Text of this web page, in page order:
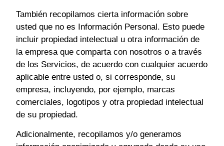
También recopilamos cierta información sobre
usted que no es Información Personal. Esto puede
incluir propiedad intelectual u otra información de
la empresa que comparta con nosotros o a través
de los Servicios, de acuerdo con cualquier acuerdo
aplicable entre usted o, si corresponde, su
empresa, incluyendo, por ejemplo, marcas
comerciales, logotipos y otra propiedad intelectual
de su propiedad.
Adicionalmente, recopilamos y/o generamos